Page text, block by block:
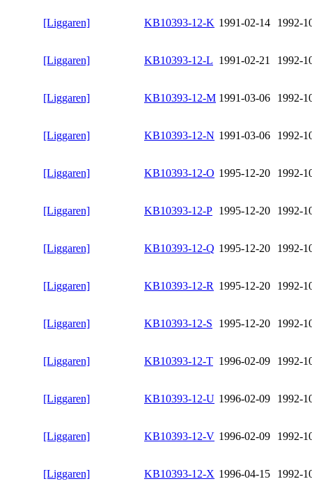
[Liggaren] KB10393-12-K 1991-02-14 1992-
[Liggaren] KB10393-12-L 1991-02-21 1992-
[Liggaren] KB10393-12-M 1991-03-06 1992-
[Liggaren] KB10393-12-N 1991-03-06 1992-
[Liggaren] KB10393-12-O 1995-12-20 1992-
[Liggaren] KB10393-12-P 1995-12-20 1992-
[Liggaren] KB10393-12-Q 1995-12-20 1992-
[Liggaren] KB10393-12-R 1995-12-20 1992-
[Liggaren] KB10393-12-S 1995-12-20 1992-
[Liggaren] KB10393-12-T 1996-02-09 1992-
[Liggaren] KB10393-12-U 1996-02-09 1992-
[Liggaren] KB10393-12-V 1996-02-09 1992-
[Liggaren] KB10393-12-X 1996-04-15 1992-